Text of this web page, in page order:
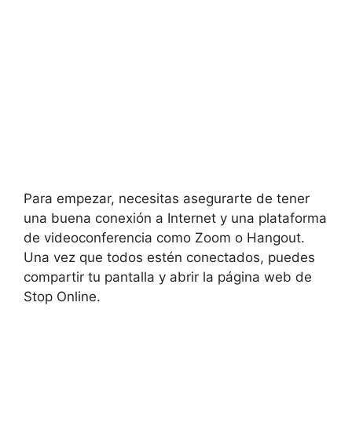
Para empezar, necesitas asegurarte de tener
una buena conexión a Internet y una plataforma
de videoconferencia como Zoom o Hangout.
Una vez que todos estén conectados, puedes
compartir tu pantalla y abrir la página web de
Stop Online.